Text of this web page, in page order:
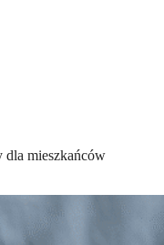
dla mieszkańców